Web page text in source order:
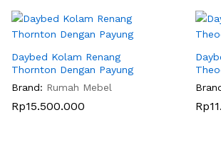
Daybed Kolam Renang
Thornton Dengan Payung
Brand: Rumah Mebel
Rp15.500.000
Rp15.500.000 Rp
Rp